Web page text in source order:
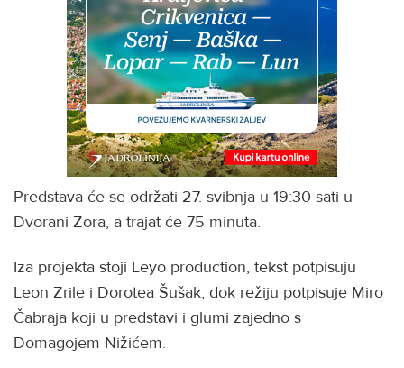
Predstava će se održati 27. svibnja u 19:30 sati u
Dvorani Zora, a trajat će 75 minuta.
Iza projekta stoji Leyo production, tekst potpisuju
Leon Zrile i Dorotea Šušak, dok režiju potpisuje Miro
Čabraja koji u predstavi i glumi zajedno s
Domagojem Nižićem.